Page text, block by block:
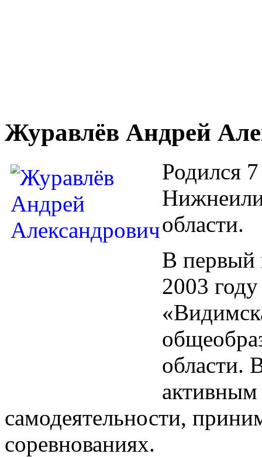
Журавлёв Андрей
Родился
области.
В первый
2003
области.
активным
самодеятельности,
соревнованиях.